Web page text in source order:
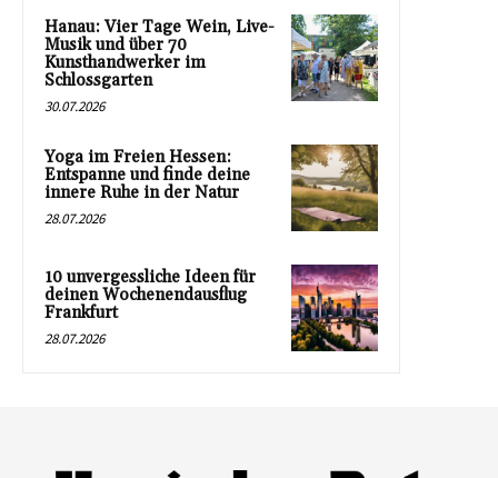
Hanau: Vier Tage Wein, Live-
Musik und über 70
Kunsthandwerker im
Schlossgarten
30.07.2026
Yoga im Freien Hessen:
Entspanne und finde deine
innere Ruhe in der Natur
28.07.2026
10 unvergessliche Ideen für
deinen Wochenendausflug
Frankfurt
28.07.2026